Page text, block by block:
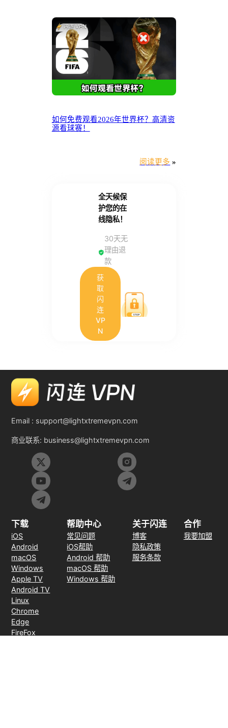
如何免费观看2026年世界杯？高清资
源看球赛！
阅读更多 »
全天候保
护您的在
线隐私！
30天无
理由退
款
获
取
闪
连
VP
N
Email : support@lightxtremevpn.com
商业联系: business@lightxtremevpn.com
下载
iOS
Android
macOS
Windows
Apple TV
Android TV
Linux
Chrome
Edge
FireFox
帮助中心
常见问题
iOS帮助
Android 帮助
macOS 帮助
Windows 帮助
关于闪连
博客
隐私政策
服务条款
合作
我要加盟